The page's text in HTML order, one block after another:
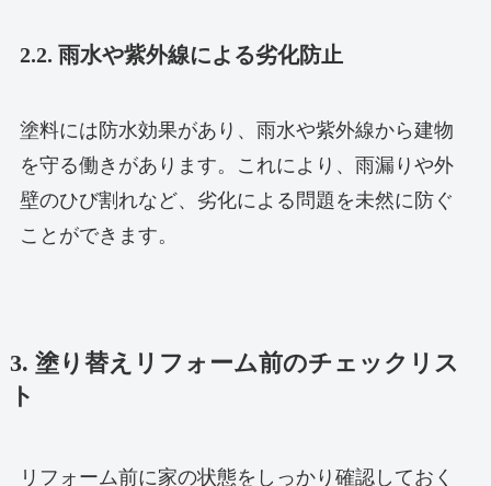
2.2. 雨水や紫外線による劣化防止
塗料には防水効果があり、雨水や紫外線から建物
を守る働きがあります。これにより、雨漏りや外
壁のひび割れなど、劣化による問題を未然に防ぐ
ことができます。
3. 塗り替えリフォーム前のチェックリス
ト
リフォーム前に家の状態をしっかり確認しておく